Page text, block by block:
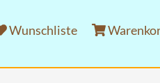
Wunschliste